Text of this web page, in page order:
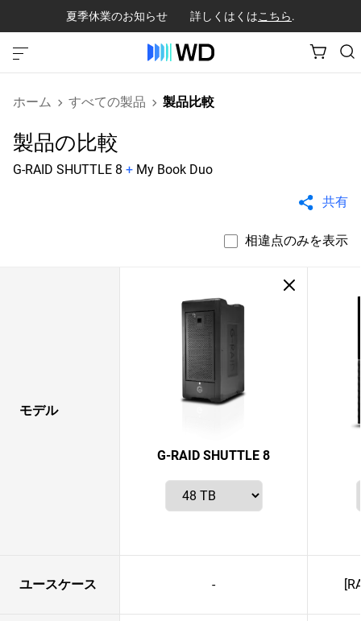
夏季休業のお知らせ 詳しくはくはこちら.
ホーム すべての製品 製品比較
製品の比較
G-RAID SHUTTLE 8 + My Book Duo
共有
相違点のみを表示
モデル
G-RAID SHUTTLE 8
ユースケース -